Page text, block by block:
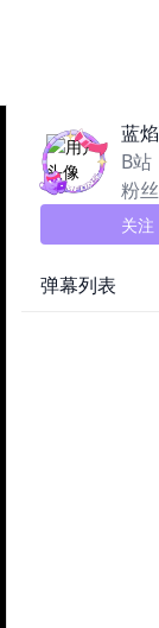
蓝
B站
610
粉
关注
弹幕列表